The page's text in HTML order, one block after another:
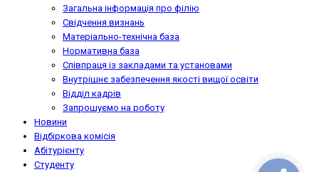
Загальна інформація про філію
Свідчення визнань
Матеріально-технічна база
Нормативна база
Співпраця із закладами та установами
Внутрішнє забезпечення якості вищої освіти
Відділ кадрів
Запрошуємо на роботу
Новини
Відбіркова комісія
Абітурієнту
Студенту